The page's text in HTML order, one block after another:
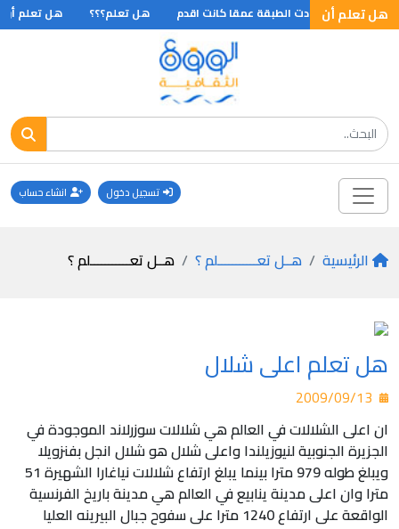
هل تعلم أن
وانه كلما ازدادت الطبقة عمقا كانت اقدم هل تعلم؟؟؟ هل تعلم أن
تسجيل دخول انشاء حساب
الرئيسية هــل تعـــــــــــلم ؟ هــل تعـــــــــــلم ؟
هل تعلم اعلى شلال
ان اعلى الشلالات في العالم هي شلالات سوزرلاند الموجودة في
الجزيرة الجنوبية لنيوزيلندا واعلى شلال هو شلال انجل بفنزويلا
ويبلغ طوله 979 مترا بينما يبلغ ارتفاع شلالات نياغارا الشهيرة 51
مترا وان اعلى مدينة ينابيع في العالم هي مدينة باريخ الفرنسية
الواقعة على ارتفاع 1240 مترا على سفوح جبال البيرينه العليا